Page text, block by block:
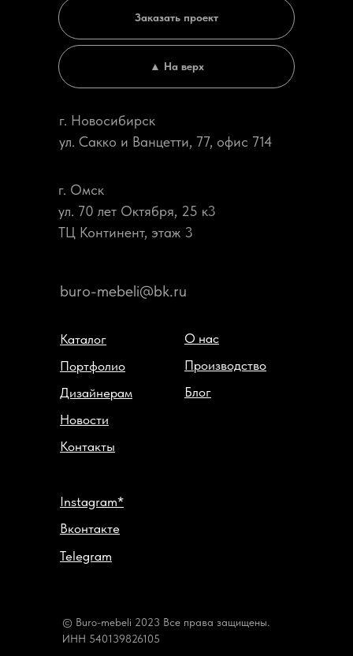
Блог
О нас
Производство
Instagram*
Вконтакте
Telegram
▲ На верх
г. Новосибирск
ул. Сакко и Ванцетти, 77, офис 714
Заказать проект
buro-mebeli@bk.ru
© Buro-mebeli 2023 Все права защищены.
ИНН 540139826105
г. Омск
ул. 70 лет Октября, 25 к3
ТЦ Континент, этаж 3
Контакты
Каталог
Портфолио
Дизайнерам
Новости